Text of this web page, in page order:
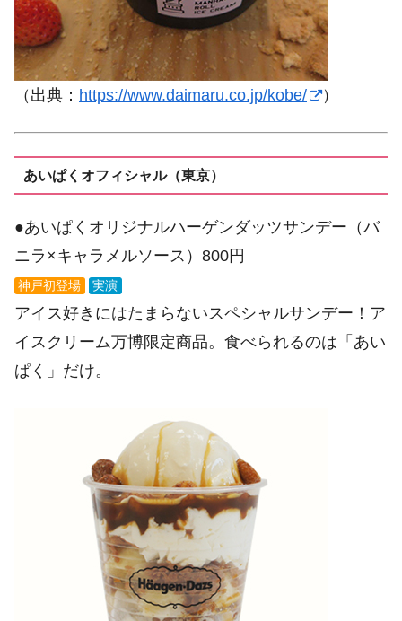
（出典： https://www.daimaru.co.jp/kobe/ ）
あいぱくオフィシャル（東京）
●あいぱくオリジナルハーゲンダッツサンデー（バ
ニラ×キャラメルソース）800円
神戸初登場 実演
アイス好きにはたまらないスペシャルサンデー！ア
イスクリーム万博限定商品。食べられるのは「あい
ぱく」だけ。